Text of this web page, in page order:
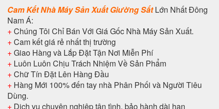
Cam Kết Nhà Máy Sản Xuất Giường SắtLớn Nhất Đông
Nam Á:
+Chúng Tôi Chỉ Bán Với Giá Gốc Nhà Máy Sản Xuất.
+Cam kết giá rẻ nhất thị trường
+Giao Hàng và Lắp Đặt Tận Nơi Miễn Phí
+ Luôn Luôn Chịu Trách Nhiệm Về Sản Phẩm
+Chữ Tín Đặt Lên Hàng Đầu
+ Hàng Mới 100% đến tay nhà Phân Phối và Người Tiêu
Dùng.
+ Dịch vụ chuyên nghiệp tận tình, bảo hành dài hạn